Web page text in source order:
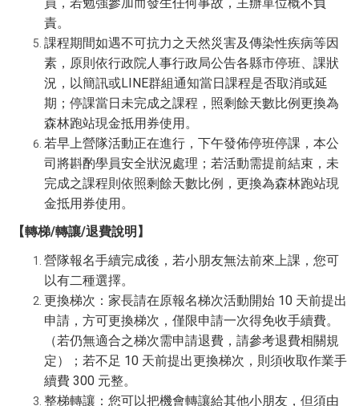
責。
課程期間如遇不可抗力之天然災害及傳染性疾病等因
素，原則依行政院人事行政局公告各縣市停班、課狀
況，以簡訊或LINE群組通知當日課程是否取消或延
期；停課當日未完成之課程，照剩餘天數比例更換為
森林跑站現金抵用券使用。
若早上營隊活動正在進行，下午發佈停班停課，本公
司將斟酌學員安全狀況處理；若活動需提前結束，未
完成之課程則依照剩餘天數比例，更換為森林跑站現
金抵用券使用。
【轉梯/轉讓/退費說明】
營隊報名手續完成後，若小朋友無法前來上課，您可
以有二種選擇。
更換梯次：家長請在原報名梯次活動開始 10 天前提出
申請，方可更換梯次，僅限申請一次得免收手續費。
（若仍無適合之梯次需申請退費，請參考退費相關規
定）；若不足 10 天前提出更換梯次，則須收取作業手
續費 300 元整。
整梯轉讓：您可以把機會轉讓給其他小朋友，但須由